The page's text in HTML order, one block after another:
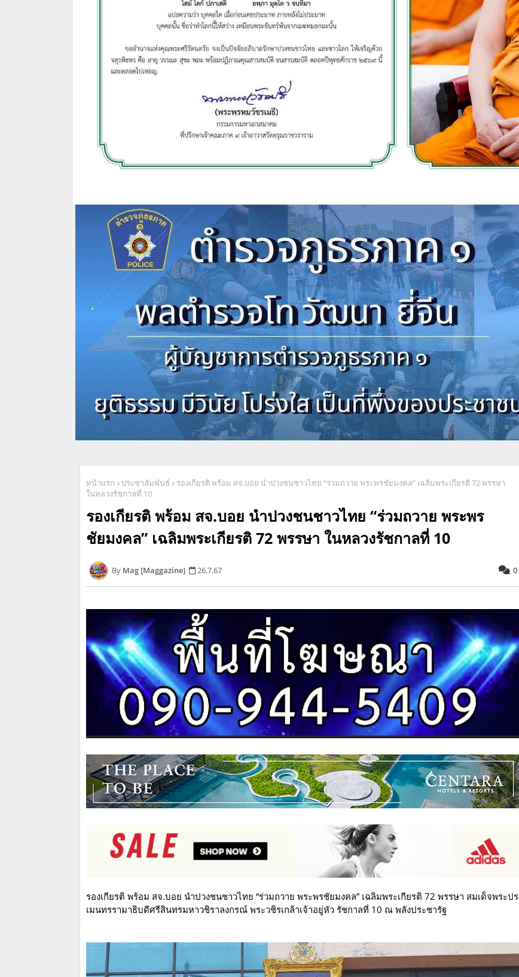
หน้าแรก ประชาสัมพันธ์
รองเกียรติ พร้อม สจ.บอย นำปวงชนชาวไทย “ร่วมถวาย พระพรชัยมงคล” เฉลิมพระเกียรติ 72 พรรษา
ในหลวงรัชกาลที่ 10
รองเกียรติ พร้อม สจ.บอย นำปวงชนชาวไทย “ร่วมถวาย พระพร
ชัยมงคล” เฉลิมพระเกียรติ 72 พรรษา ในหลวงรัชกาลที่ 10
Mag [Maggazine] 26.7.67 0
รองเกียรติ พร้อม สจ.บอย นำปวงชนชาวไทย “ร่วมถวาย พระพรชัยมงคล” เฉลิมพระเกียรติ 72 พรรษา สมเด็จพระปร
เมนทรรามาธิบดีศรีสินทรมหาวชิราลงกรณ์ พระวชิรเกล้าเจ้าอยู่หัว รัชกาลที่ 10 ณ พลังประชารัฐ